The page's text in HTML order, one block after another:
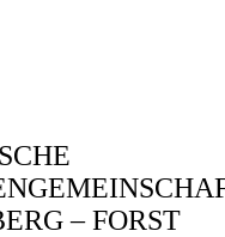
– FORST